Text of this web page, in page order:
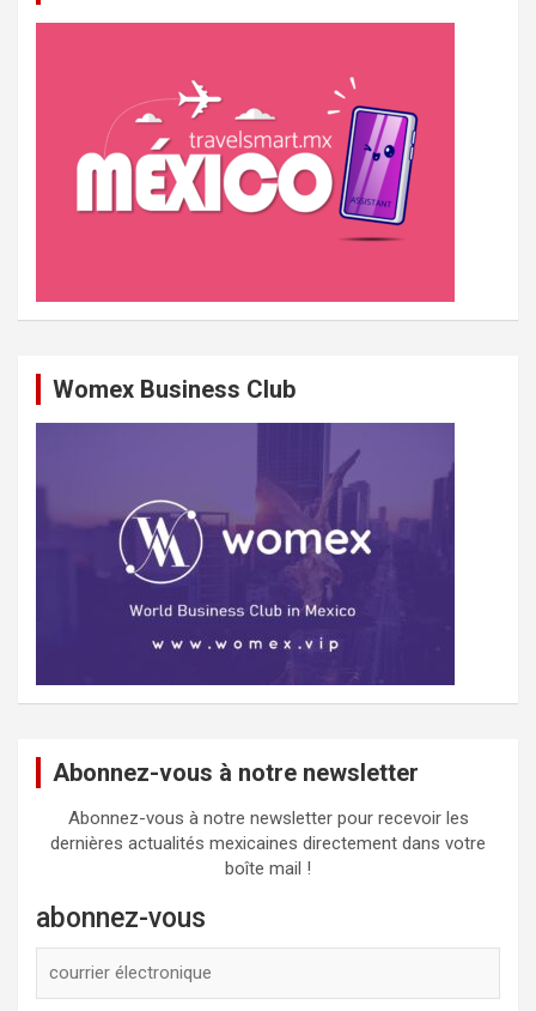
c
Womex Business Club
Abonnez-vous à notre newsletter
Abonnez-vous à notre newsletter pour recevoir les
dernières actualités mexicaines directement dans votre
boîte mail !
abonnez-vous